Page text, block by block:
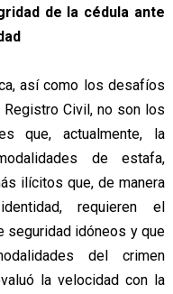
de la cédula ante
así como los desafíos
Civil, no son los
que, actualmente, la
de estafa,
ilícitos que, de manera
requieren el
seguridad idóneos y que
del crimen
la velocidad con la